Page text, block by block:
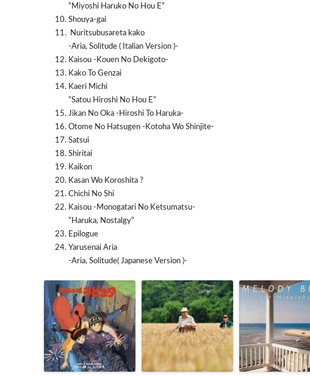
”Miyoshi Haruko No Hou E”
Shouya-gai
Nuritsubusareta kako
-Aria, Solitude ( Italian Version )-
Kaisou -Kouen No Dekigoto-
Kako To Genzai
Kaeri Michi
”Satou Hiroshi No Hou E”
Jikan No Oka -Hiroshi To Haruka-
Otome No Hatsugen -Kotoha Wo Shinjite-
Satsui
Shiritai
Kaikon
Kasan Wo Koroshita ?
Chichi No Shi
Kaisou -Monogatari No Ketsumatsu-
”Haruka, Nostalgy”
Epilogue
Yarusenai Aria
-Aria, Solitude( Japanese Version )-